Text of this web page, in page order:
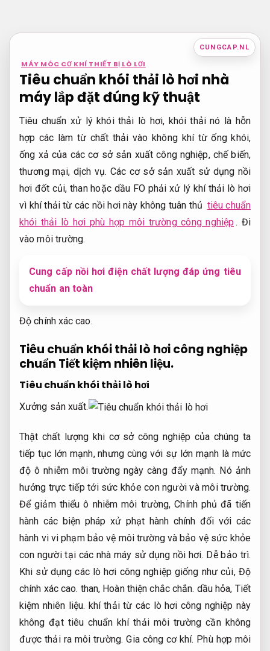
nội
CUNGCAP.NL
MÁY MÓC CƠ KHÍ THIẾT BỊ LÒ LƠI
Tiêu chuẩn khói thải lò hơi nhà
máy lắp đặt đúng kỹ thuật
Tiêu chuẩn xử lý khói thải lò hơi, khói thải nó là hỗn
hợp các làm từ chất thải vào không khí từ ống khói,
ống xả của các cơ sở sản xuất công nghiệp, chế biến,
thương mại, dịch vụ. Các cơ sở sản xuất sử dụng nồi
hơi đốt củi, than hoặc dầu FO phải xử lý khí thải lò hơi
vì khí thải từ các nồi hơi này không tuân thủ tiêu chuẩn
khói thải lò hơi phù hợp môi trường công nghiệp . Đi
vào môi trường.
Cung cấp nồi hơi điện chất lượng đáp ứng tiêu
chuẩn an toàn
Độ chính xác cao.
Tiêu chuẩn khói thải lò hơi công nghiệp
chuẩn Tiết kiệm nhiên liệu.
Tiêu chuẩn khói thải lò hơi
Xưởng sản xuất.
Thật chất lượng khi cơ sở công nghiệp của chúng ta
tiếp tục lớn mạnh, nhưng cùng với sự lớn mạnh là mức
độ ô nhiễm môi trường ngày càng đẩy mạnh. Nó ảnh
hưởng trực tiếp tới sức khỏe con người và môi trường.
Để giảm thiểu ô nhiễm môi trường, Chính phủ đã tiến
hành các biện pháp xử phạt hành chính đối với các
hành vi vi phạm bảo vệ môi trường và bảo vệ sức khỏe
con người tại các nhà máy sử dụng nồi hơi. Dễ bảo trì.
Khi sử dụng các lò hơi công nghiệp giống như củi, Độ
chính xác cao. than, Hoàn thiện chắc chắn. dầu hỏa, Tiết
kiệm nhiên liệu. khí thải từ các lò hơi công nghiệp này
không đạt tiêu chuẩn khí thải môi trường cần không
được thải ra môi trường.Gia công cơ khí. Phù hợp môi